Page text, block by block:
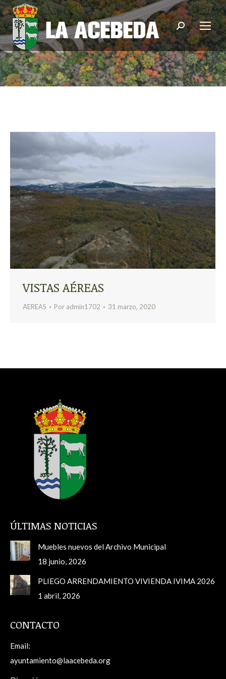
Buscar:
VISTAS AÉREAS
AEREAS Por admin1702 31 marzo, 2020
ÚLTIMAS NOTICIAS
Muebles nuevos del Archivo Municipal
18 junio, 2026
PLIEGO ARRENDAMIENTO VIVIENDA IVIMA 2026
1 abril, 2026
CONTACTO
Email:
ayuntamiento@laacebeda.org